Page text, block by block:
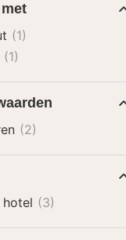
(1)
(1)
(2)
hotel (3)